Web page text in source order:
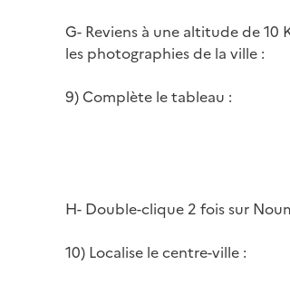
G- Reviens à une altitude de
les photographies de la ville :
9) Complète le tableau :
H- Double-clique 2 fois sur
10) Localise le centre-ville :